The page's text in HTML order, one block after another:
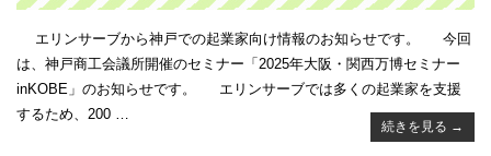
エリンサーブから神戸での起業家向け情報のお知らせです。 今回
は、神戸商工会議所開催のセミナー「2025年大阪・関西万博セミナー
inKOBE」のお知らせです。 エリンサーブでは多くの起業家を支援
するため、200 …
続きを見る →